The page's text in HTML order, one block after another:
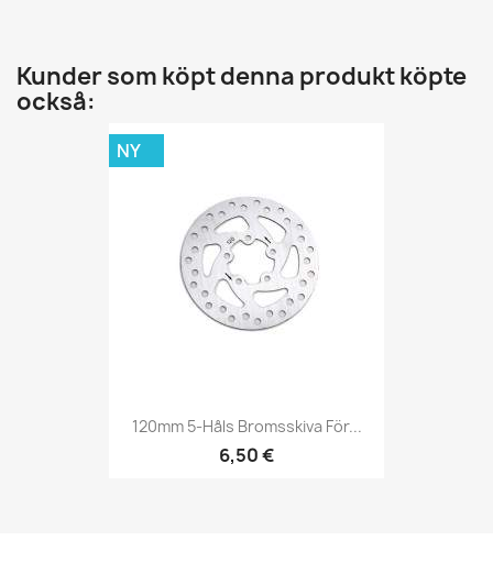
Kunder som köpt denna produkt köpte
också:
120mm 5-Håls Bromsskiva För...
6,50 €
NY